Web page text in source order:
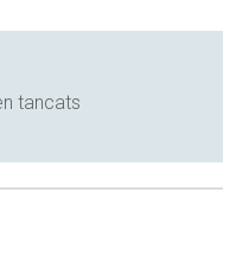
tancats